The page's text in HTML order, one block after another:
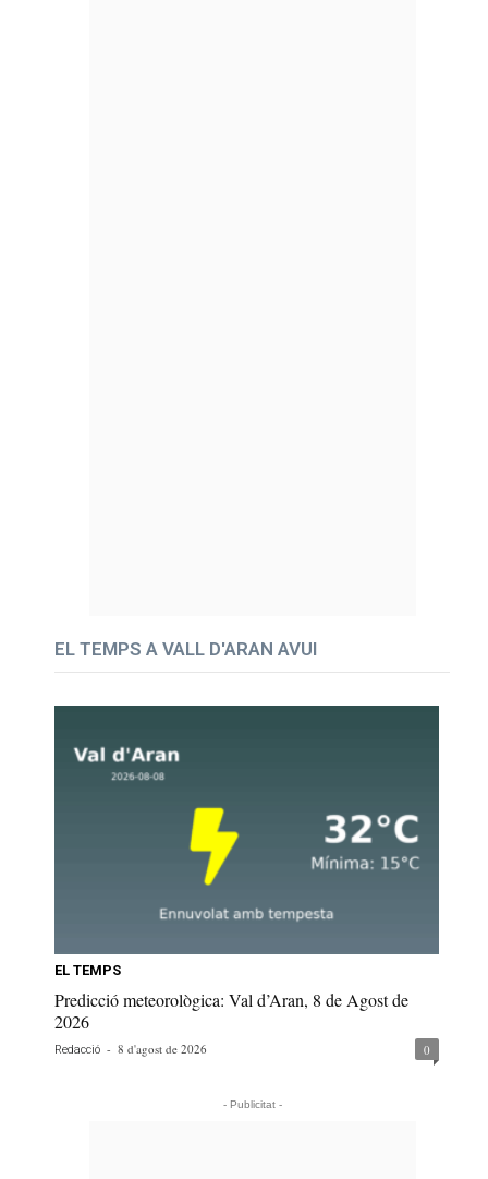
EL TEMPS A VALL D'ARAN AVUI
EL TEMPS
Predicció meteorològica: Val d’Aran, 8 de Agost de
2026
Redacció - 8 d'agost de 2026 0
- Publicitat -